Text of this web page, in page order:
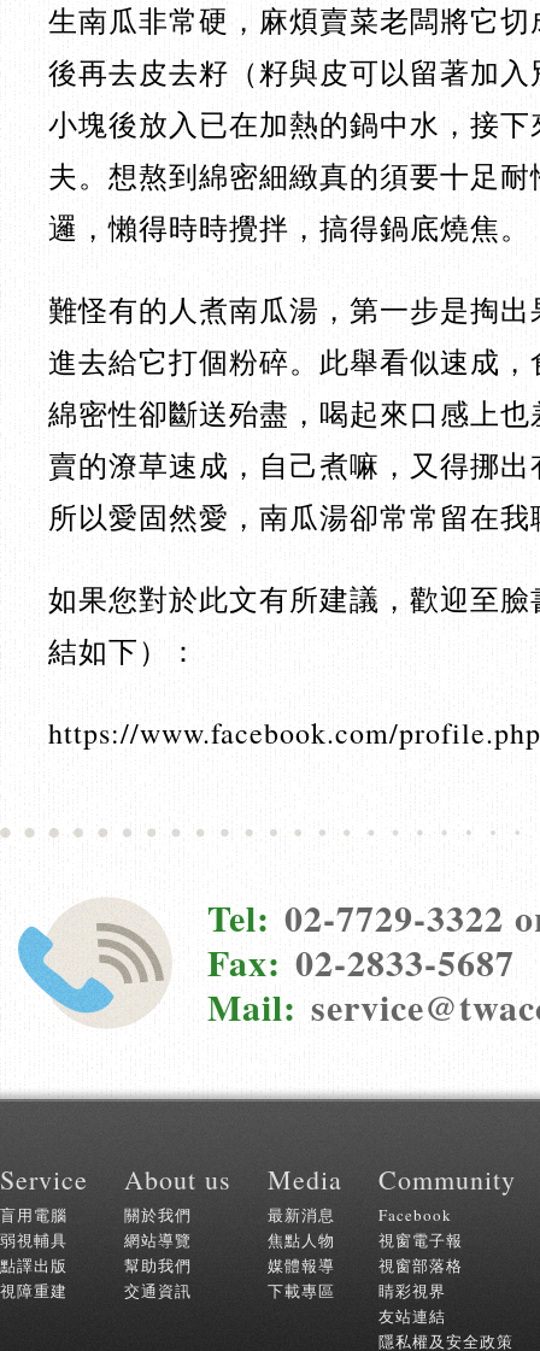
生南瓜非常硬，麻煩賣菜老闆將它
後再去皮去籽（籽與皮可以留著加
小塊後放入已在加熱的鍋中水，接
夫。想熬到綿密細緻真的須要十足
邏，懶得時時攪拌，搞得鍋底燒焦。
難怪有的人煮南瓜湯，第一步是掏
進去給它打個粉碎。此舉看似速成
綿密性卻斷送殆盡，喝起來口感上
賣的潦草速成，自己煮嘛，又得挪
所以愛固然愛，南瓜湯卻常常留在
如果您對於此文有所建議，歡迎至
結如下）：
https://www.facebook.com/
Tel: 02-7729-3322
Fax: 02-2833-5687
Mail:
Service
盲用電腦
弱視輔具
點譯出版
視障重建
About us
關於我們
網站導覽
幫助我們
交通資訊
Media
最新消息
焦點人物
媒體報導
下載專區
Community
Facebook
視窗電子報
視窗部落格
睛彩視界
友站連結
隱私權及安全政策